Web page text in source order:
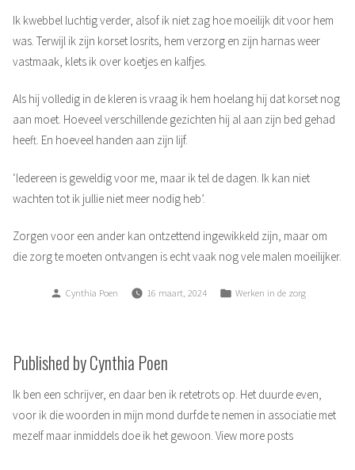
Ik kwebbel luchtig verder, alsof ik niet zag hoe moeilijk dit voor hem
was. Terwijl ik zijn korset losrits, hem verzorg en zijn harnas weer
vastmaak, klets ik over koetjes en kalfjes.
Als hij volledig in de kleren is vraag ik hem hoelang hij dat korset nog
aan moet. Hoeveel verschillende gezichten hij al aan zijn bed gehad
heeft. En hoeveel handen aan zijn lijf.
‘Iedereen is geweldig voor me, maar ik tel de dagen. Ik kan niet
wachten tot ik jullie niet meer nodig heb’.
Zorgen voor een ander kan ontzettend ingewikkeld zijn, maar om
die zorg te moeten ontvangen is echt vaak nog vele malen moeilijker.
Posted
Cynthia Poen 16 maart, 2024
Posted
Werken in de zorg
Published by Cynthia Poen
Ik ben een schrijver, en daar ben ik retetrots op. Het duurde even,
voor ik die woorden in mijn mond durfde te nemen in associatie met
mezelf maar inmiddels doe ik het gewoon. View more posts